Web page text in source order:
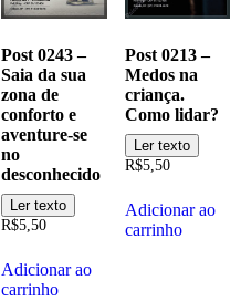
Post
0243
–
Saia
da
sua
zona
de
conforto
e
se
no
Post 0243 –
Saia da sua
zona de
conforto e
aventure-se
no
desconhecido
Ler texto
R$5,50
Adicionar ao
carrinho
Post
0213
–
Medos
na
criança.
Como
Post 0213 –
Medos na
criança.
Como lidar?
Ler texto
R$5,50
Adicionar ao
carrinho